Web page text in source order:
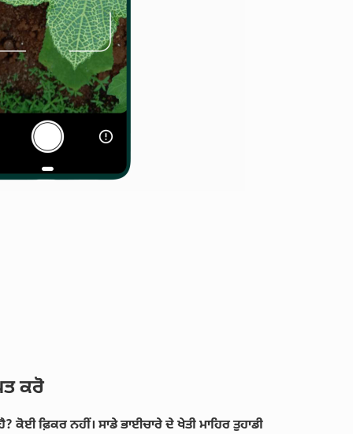
ਕਰੋ
ਕੋਈ ਫ਼ਿਕਰ ਨਹੀਂ। ਸਾਡੇ ਭਾਈਚਾਰੇ ਦੇ ਖੇਤੀ ਮਾਹਿਰ ਤੁਹਾਡੀ